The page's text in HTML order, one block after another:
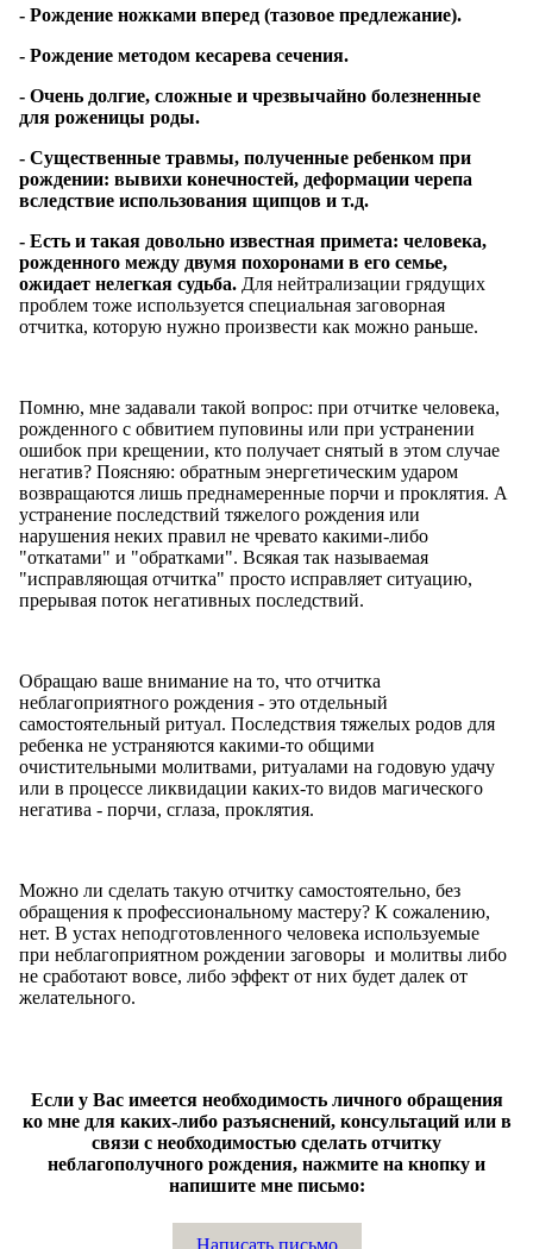
- Рождение ножками вперед (тазовое предлежание).
- Рождение методом кесарева сечения.
- Очень долгие, сложные и чрезвычайно болезненные
для роженицы роды.
- Существенные травмы, полученные ребенком при
рождении: вывихи конечностей, деформации черепа
вследствие использования щипцов и т.д.
- Есть и такая довольно известная примета: человека,
рожденного между двумя похоронами в его семье,
ожидает нелегкая судьба. Для нейтрализации грядущих
проблем тоже используется специальная заговорная
отчитка, которую нужно произвести как можно раньше.
Помню, мне задавали такой вопрос: при отчитке человека,
рожденного с обвитием пуповины или при устранении
ошибок при крещении, кто получает снятый в этом случае
негатив? Поясняю: обратным энергетическим ударом
возвращаются лишь преднамеренные порчи и проклятия. А
устранение последствий тяжелого рождения или
нарушения неких правил не чревато какими-либо
"откатами" и "обратками". Всякая так называемая
"исправляющая отчитка" просто исправляет ситуацию,
прерывая поток негативных последствий.
Обращаю ваше внимание на то, что отчитка
неблагоприятного рождения - это отдельный
самостоятельный ритуал. Последствия тяжелых родов для
ребенка не устраняются какими-то общими
очистительными молитвами, ритуалами на годовую удачу
или в процессе ликвидации каких-то видов магического
негатива - порчи, сглаза, проклятия.
Можно ли сделать такую отчитку самостоятельно, без
обращения к профессиональному мастеру? К сожалению,
нет. В устах неподготовленного человека используемые
при неблагоприятном рождении заговоры и молитвы либо
не сработают вовсе, либо эффект от них будет далек от
желательного.
Если у Вас имеется необходимость личного обращения
ко мне для каких-либо разъяснений, консультаций или в
связи с необходимостью сделать отчитку
неблагополучного рождения, нажмите на кнопку и
напишите мне письмо:
Написать письмо